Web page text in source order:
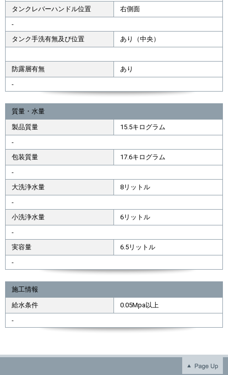
タンクレバーハンドル位置
右側面
-
タンク手洗有無及び位置
あり（中央）
防露層有無
あり
-
質量・水量
製品質量
15.5キログラム
-
包装質量
17.6キログラム
-
大洗浄水量
8リットル
-
小洗浄水量
6リットル
-
実容量
6.5リットル
-
施工情報
給水条件
0.05Mpa以上
-